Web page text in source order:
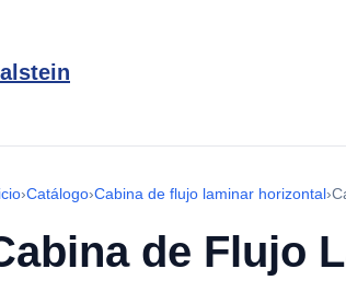
›Catálogo›Cabina de flujo laminar horizontal›
de Flujo